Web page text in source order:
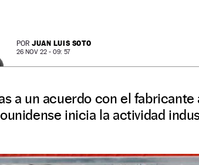
POR JUAN LUIS SOTO
26 NOV 22 - 09: 57
a un acuerdo con el
inicia la actividad